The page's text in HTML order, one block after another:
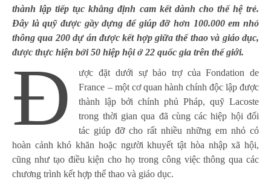
thành lập tiếp tục khẳng định cam kết dành cho thế hệ trẻ.
Đây là quỹ được gầy dựng để giúp đỡ hơn 100.000 em nhỏ
thông qua 200 dự án được kết hợp giữa thể thao và giáo dục,
được thực hiện bởi 50 hiệp hội ở 22 quốc gia trên thế giới.
Đ
ược đặt dưới sự bảo trợ của Fondation de
France – một cơ quan hành chính độc lập được
thành lập bởi chính phủ Pháp, quỹ Lacoste
trong thời gian qua đã cùng các hiệp hội đối
tác giúp đỡ cho rất nhiều những em nhỏ có
hoàn cảnh khó khăn hoặc người khuyết tật hòa nhập xã hội,
cũng như tạo điều kiện cho họ trong công việc thông qua các
chương trình kết hợp thể thao và giáo dục.